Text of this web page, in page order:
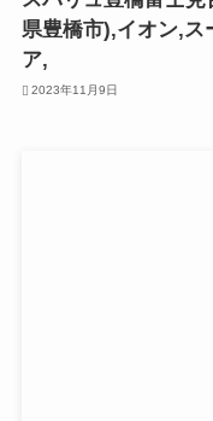
県豊橋市),イオン,ス
ア,
2023年11月9日